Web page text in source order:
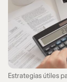
Estrategias útiles